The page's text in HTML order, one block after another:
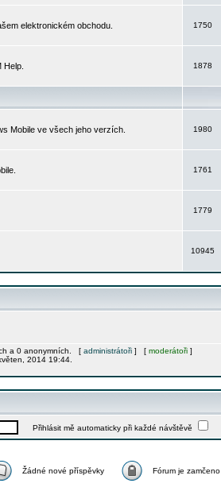
elektronickém obchodu.
1750
1878
Mobile ve všech jeho verzích.
1980
1761
1779
10945
a 0 anonymních. [ administrátoři ] [ moderátoři ]
2014 19:44.
Přihlásit mě automaticky při každé návštěvě
Žádné nové příspěvky Fórum je zamčeno